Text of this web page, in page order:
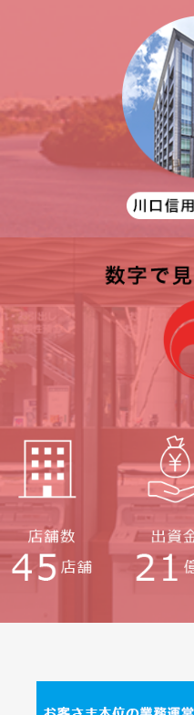
アンパンマンキャ
2026.02.26
「教育資金一括贈
2026.02.17
営業体制変更のお
2026.02.10
かわしん景況レポ